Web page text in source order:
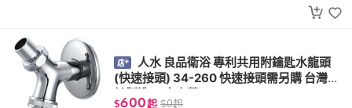
人水 良品衛浴 專利共用附鑰匙水龍頭
(快速接頭) 34-260 快速接頭需另購 台灣設
計製造 工廠直營
$600起 $0起